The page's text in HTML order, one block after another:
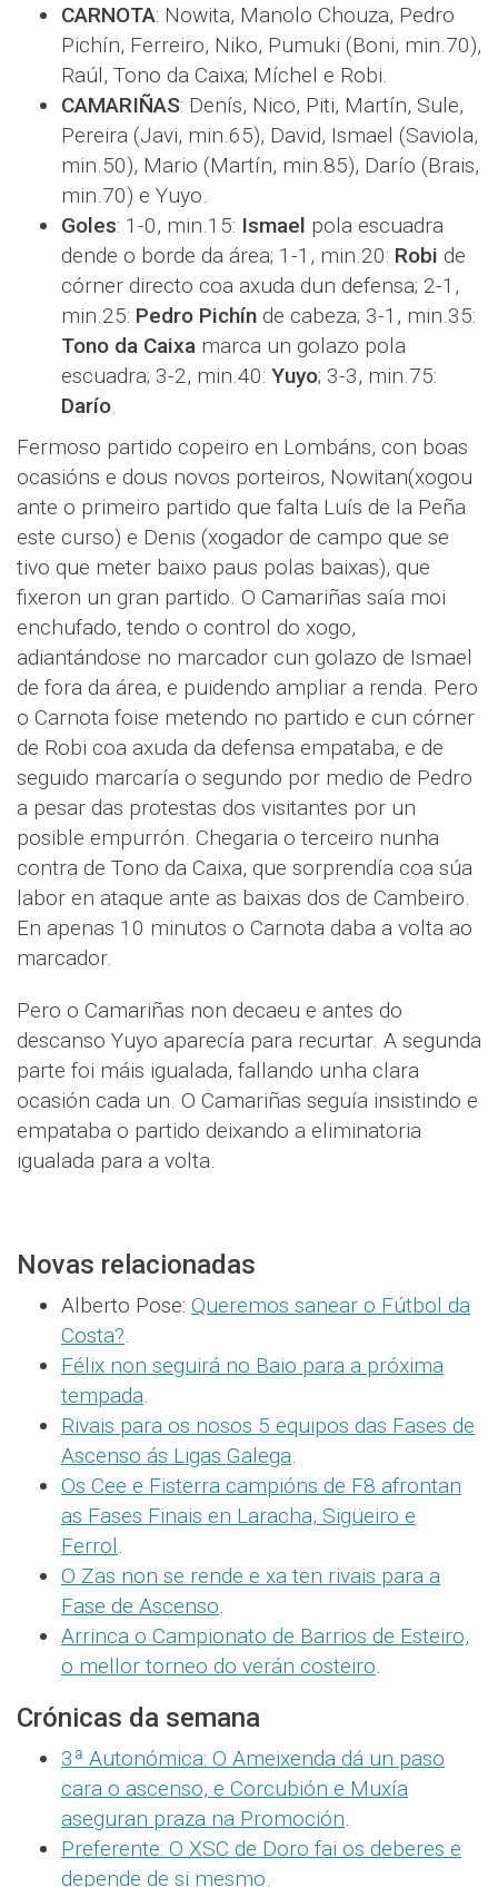
CARNOTA: Nowita, Manolo Chouza, Pedro
Pichín, Ferreiro, Niko, Pumuki (Boni, min.70),
Raúl, Tono da Caixa; Míchel e Robi.
CAMARIÑAS: Denís, Nico, Piti, Martín, Sule,
Pereira (Javi, min.65), David, Ismael (Saviola,
min.50), Mario (Martín, min.85), Darío (Brais,
min.70) e Yuyo.
Goles: 1-0, min.15: Ismael pola escuadra
dende o borde da área; 1-1, min.20: Robi de
córner directo coa axuda dun defensa; 2-1,
min.25: Pedro Pichín de cabeza; 3-1, min.35:
Tono da Caixa marca un golazo pola
escuadra; 3-2, min.40: Yuyo; 3-3, min.75:
Darío.
Fermoso partido copeiro en Lombáns, con boas
ocasións e dous novos porteiros, Nowitan(xogou
ante o primeiro partido que falta Luís de la Peña
este curso) e Denis (xogador de campo que se
tivo que meter baixo paus polas baixas), que
fixeron un gran partido. O Camariñas saía moi
enchufado, tendo o control do xogo,
adiantándose no marcador cun golazo de Ismael
de fora da área, e puidendo ampliar a renda. Pero
o Carnota foise metendo no partido e cun córner
de Robi coa axuda da defensa empataba, e de
seguido marcaría o segundo por medio de Pedro
a pesar das protestas dos visitantes por un
posible empurrón. Chegaria o terceiro nunha
contra de Tono da Caixa, que sorprendía coa súa
labor en ataque ante as baixas dos de Cambeiro.
En apenas 10 minutos o Carnota daba a volta ao
marcador.
Pero o Camariñas non decaeu e antes do
descanso Yuyo aparecía para recurtar. A segunda
parte foi máis igualada, fallando unha clara
ocasión cada un. O Camariñas seguía insistindo e
empataba o partido deixando a eliminatoria
igualada para a volta.
Novas relacionadas
Alberto Pose: Queremos sanear o Fútbol da
Costa?.
Félix non seguirá no Baio para a próxima
tempada.
Rivais para os nosos 5 equipos das Fases de
Ascenso ás Ligas Galega.
Os Cee e Fisterra campións de F8 afrontan
as Fases Finais en Laracha, Sigüeiro e
Ferrol.
O Zas non se rende e xa ten rivais para a
Fase de Ascenso.
Arrinca o Campionato de Barrios de Esteiro,
o mellor torneo do verán costeiro.
Crónicas da semana
3ª Autonómica: O Ameixenda dá un paso
cara o ascenso, e Corcubión e Muxía
aseguran praza na Promoción.
Preferente: O XSC de Doro fai os deberes e
depende de si mesmo.